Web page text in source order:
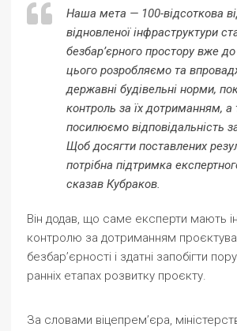
Наша мета — 100-відсоткова
відновленої інфраструктури
безбар’єрного простору вже
цього розробляємо та
державні будівельні норми,
контроль за їх дотриманням, а
посилюємо відповідальність
Щоб досягти поставлених
потрібна підтримка
сказав Кубраков.
Він додав, що саме експерти мають
контролю за дотриманням
безбар’єрності і здатні запобігти
ранніх етапах розвитку проєкту.
За словами віцепрем’єра,